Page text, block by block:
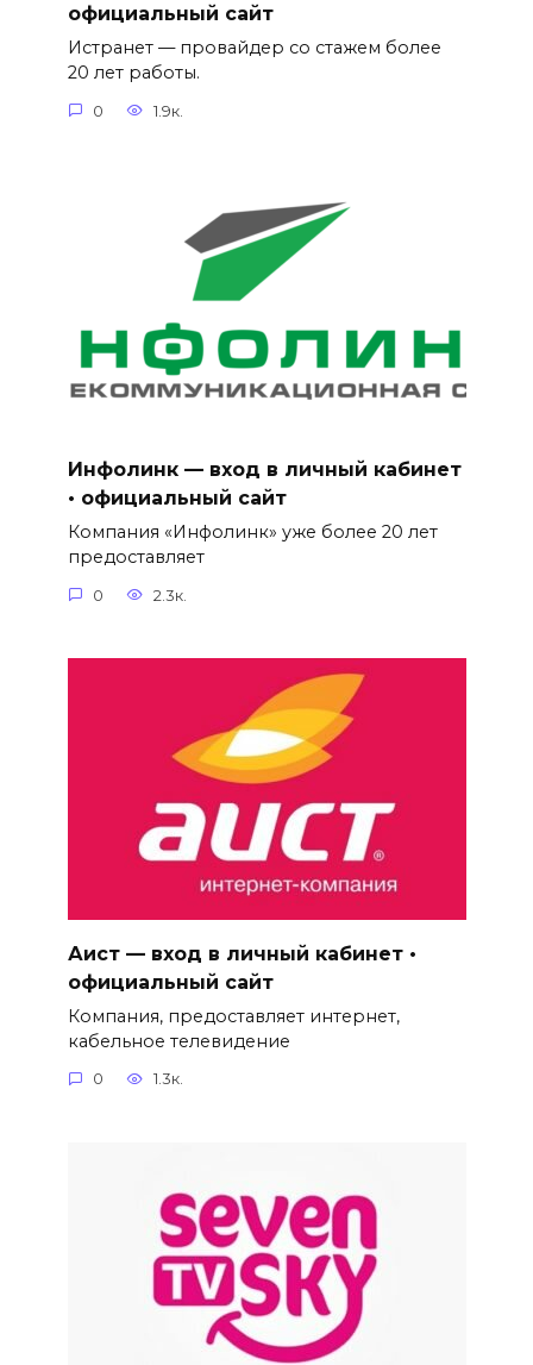
официальный сайт
Истранет — провайдер со стажем более
20 лет работы.
0 1.9к.
Инфолинк — вход в личный кабинет
• официальный сайт
Компания «Инфолинк» уже более 20 лет
предоставляет
0 2.3к.
Аист — вход в личный кабинет •
официальный сайт
Компания, предоставляет интернет,
кабельное телевидение
0 1.3к.